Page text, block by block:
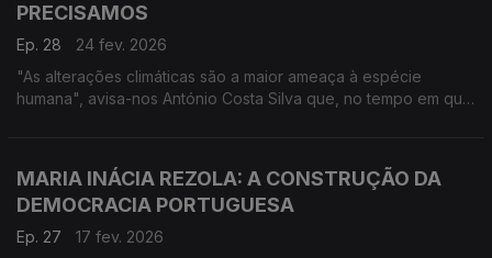
PRECISAMOS
Ep. 28
24 fev. 2026
"As alterações climáticas são a maior ameaça à espécie
humana", avisa-nos António Costa Silva que, no tempo em que
MARIA INÁCIA REZOLA: A CONSTRUÇÃO DA
DEMOCRACIA PORTUGUESA
Ep. 27
17 fev. 2026